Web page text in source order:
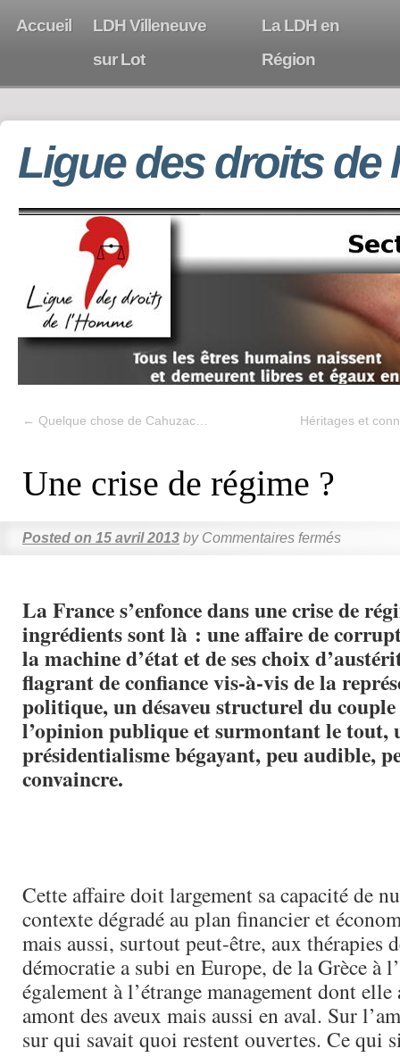
Accueil
LDH Villeneuve
sur Lot
La LDH en
Région
Ligue des droits de
← Quelque chose de Cahuzac… Héritages et
Une crise de régime ?
Posted on 15 avril 2013 by Commentaires fermés
La France s’enfonce dans une crise de
ingrédients sont là : une affaire de
la machine d’état et de ses choix
flagrant de confiance vis-à-vis de la
politique, un désaveu structurel du
l’opinion publique et surmontant le tout,
présidentialisme bégayant, peu audible,
convaincre.
Cette affaire doit largement sa capacité de
contexte dégradé au plan financier et
mais aussi, surtout peut-être, aux thérapies
démocratie a subi en Europe, de la Grèce à
également à l’étrange management dont elle
amont des aveux mais aussi en aval. Sur
sur qui savait quoi restent ouvertes. Ce qui